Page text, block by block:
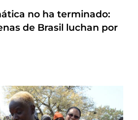
no ha terminado:
de Brasil luchan por